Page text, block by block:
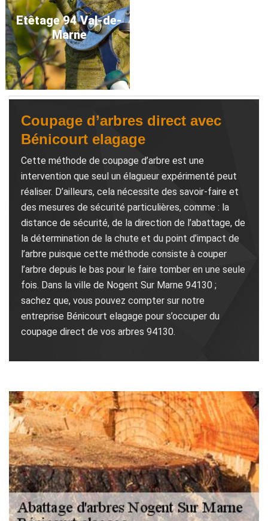
Etêtage 94 Val-de-
Marne
Coupage d’arbres direct avec
Bénicourt elagage
Cette méthode de coupage d’arbre est une
intervention que seul un élagueur expérimenté peut
réaliser. D’ailleurs, cela nécessite des savoir-faire et
des mesures de sécurité particulières, comme : la
distance de sécurité, de la direction de l’abattage, de
la détermination de la chute et du point d’impact de
l’arbre puisque cette méthode consiste à couper
l’arbre depuis le bas pour le faire tomber en une seule
fois. Dans la ville de Nogent Sur Marne 94130 ;
sachez que, vous pouvez compter sur notre
entreprise Bénicourt elagage pour s’occuper du
coupage direct de vos arbres 94130.